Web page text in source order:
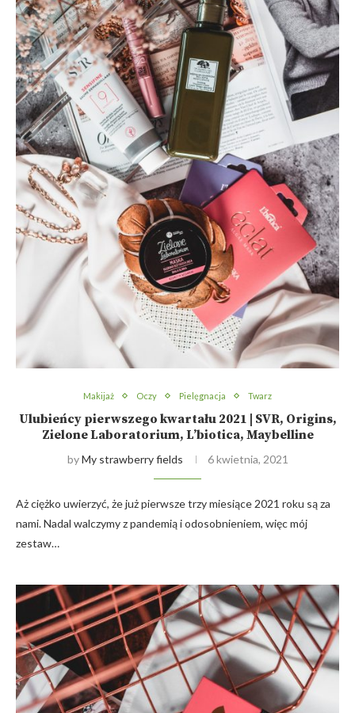
Makijaż Oczy Pielęgnacja Twarz
Ulubieńcy pierwszego kwartału 2021 | SVR, Origins,
Zielone Laboratorium, L’biotica, Maybelline
byMy strawberry fields 6 kwietnia, 2021
Aż ciężko uwierzyć, że już pierwsze trzy miesiące 2021 roku są za
nami. Nadal walczymy z pandemią i odosobnieniem, więc mój
zestaw…